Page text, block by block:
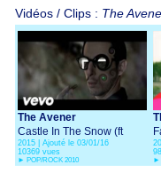
Vidéos / Clips : The
The Avener
Castle In The Snow (ft
Kadebostany)
2015 | Ajouté le 03/01/16
10369 vues
► POP/ROCK 2010 ►